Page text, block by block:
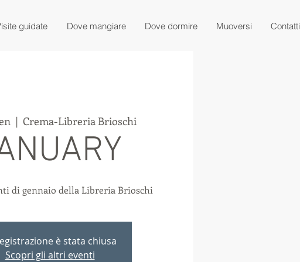
guidate Dove mangiare Dove dormire Muoversi Contatti
  |
Crema-Libreria Brioschi
di gennaio della Libreria Brioschi
è stata chiusa
Scopri gli altri eventi